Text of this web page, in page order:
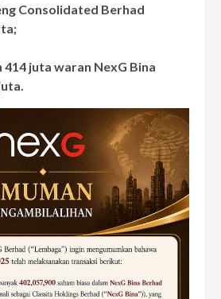
Consolidated Berhad
414 juta waran NexG Bina